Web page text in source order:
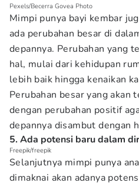
Pexels/Becerra Govea Photo
Mimpi punya bayi kembar
ada perubahan besar di
depannya. Perubahan yang
hal, mulai dari kehidupan
lebih baik hingga kenaikan
Perubahan besar yang akan
dengan perubahan positif
depannya disambut dengan
5. Ada potensi baru dalam
Freepik/freepik
Selanjutnya mimpi punya
dimaknai akan adanya